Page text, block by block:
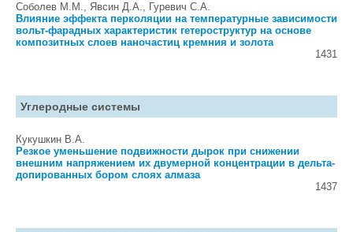
Соболев М.М., Явсин Д.А., Гуревич С.А.
Влияние эффекта перколяции на температурные зависимости
вольт-фарадных характеристик гетероструктур на основе
композитных слоев наночастиц кремния и золота
1431
Углеродные системы
Кукушкин В.А.
Резкое уменьшение подвижности дырок при снижении
внешним напряжением их двумерной концентрации в дельта-
допированных бором слоях алмаза
1437